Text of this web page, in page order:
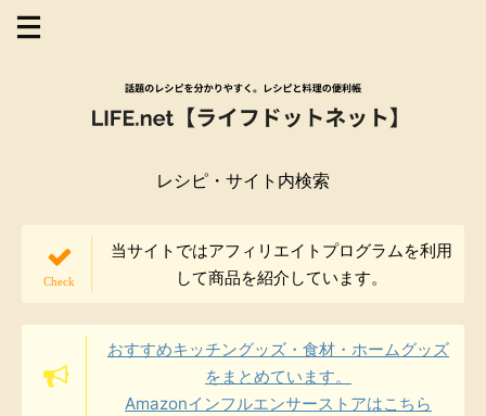
レシピ・サイト内検索
当サイトではアフィリエイトプログラムを利用
して商品を紹介しています。
おすすめキッチングッズ・食材・ホームグッズ
をまとめています。
Amazonインフルエンサーストアはこちら